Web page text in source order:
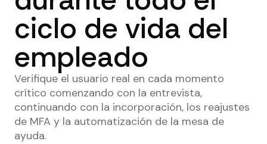
ciclo de vida del
empleado
Verifique el usuario real en cada momento
crítico comenzando con la entrevista,
continuando con la incorporación, los reajustes
de MFA y la automatización de la mesa de
ayuda.